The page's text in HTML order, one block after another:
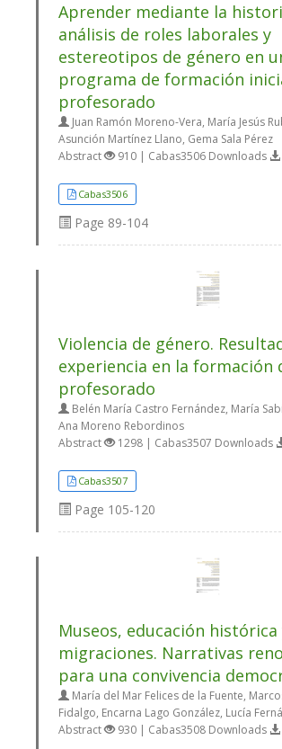
Aprender mediante la
análisis de roles laborales y
estereotipos de género en
programa de formación
profesorado
Juan Ramón Moreno-Vera, María Jesús
Asunción Martínez Llano, Gema Sala Pérez
Abstract
910 | Cabas3506 Downloads
Cabas3506
Page 89-104
Violencia de género.
experiencia en la formación
profesorado
Belén María Castro Fernández, María
Ana Moreno Rebordinos
Abstract
1298 | Cabas3507 Downloads
Cabas3507
Page 105-120
Museos, educación histórica
migraciones. Narrativas
para una convivencia
María del Mar Felices de la Fuente,
Fidalgo, Encarna Lago González, Lucía
Abstract
930 | Cabas3508 Downloads